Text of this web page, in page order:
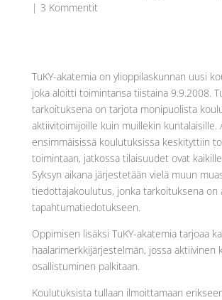
| 3 Kommentit
TuKY-akatemia on ylioppilaskunnan uusi
joka aloitti toimintansa tiistaina 9.9.2008.
tarkoituksena on tarjota monipuolista
aktiivitoimijoille kuin muillekin kuntalaisille.
ensimmäisissä koulutuksissa keskityttiin
toimintaan, jatkossa tilaisuudet ovat
Syksyn aikana järjestetään vielä muun
tiedottajakoulutus, jonka tarkoituksena on
tapahtumatiedotukseen.
Oppimisen lisäksi TuKY-akatemia tarjoaa
haalarimerkkijärjestelmän, jossa aktiivinen
osallistuminen palkitaan.
Koulutuksista tullaan ilmoittamaan